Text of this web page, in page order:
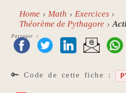
Home Math
Exercices
Théorème de Pythagore
Partager :
🔑 Code de cette fiche :